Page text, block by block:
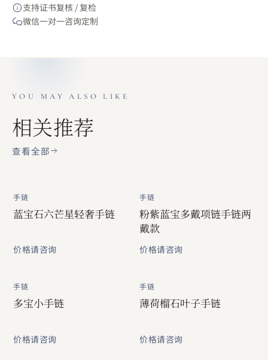
支持证书复核 / 复检
微信一对一咨询定制
YOU MAY ALSO LIKE
相关推荐
查看全部
手链
蓝宝石六芒星轻奢手链
价格请咨询
手链
粉紫蓝宝多戴项链手链两
戴款
价格请咨询
手链
多宝小手链
价格请咨询
手链
薄荷榴石叶子手链
价格请咨询